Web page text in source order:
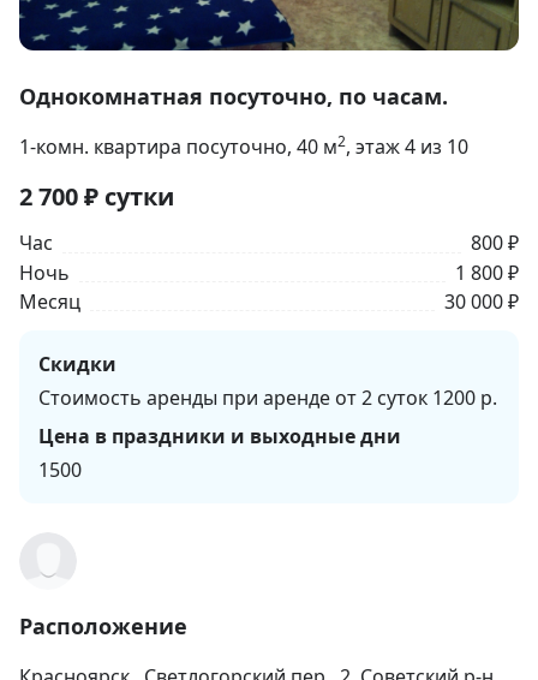
1
5
Однокомнатная посуточно, по часам.
1-комн. квартира посуточно, 40 м2, этаж 4 из 10
2 700₽ сутки
Час
800 ₽
Ночь
1 800 ₽
Месяц
30 000 ₽
Скидки
Стоимость аренды при аренде от 2 суток 1200 р.
Цена в праздники и выходные дни
1500
Расположение